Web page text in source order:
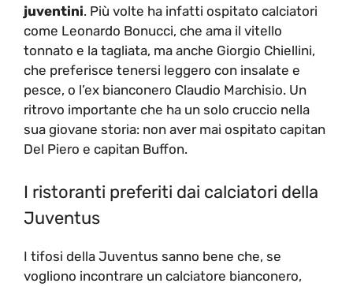
juventini. Più volte ha infatti ospitato calciatori
come Leonardo Bonucci, che ama il vitello
tonnato e la tagliata, ma anche Giorgio Chiellini,
che preferisce tenersi leggero con insalate e
pesce, o l’ex bianconero Claudio Marchisio. Un
ritrovo importante che ha un solo cruccio nella
sua giovane storia: non aver mai ospitato capitan
Del Piero e capitan Buffon.
I ristoranti preferiti dai calciatori della
Juventus
I tifosi della Juventus sanno bene che, se
vogliono incontrare un calciatore bianconero,